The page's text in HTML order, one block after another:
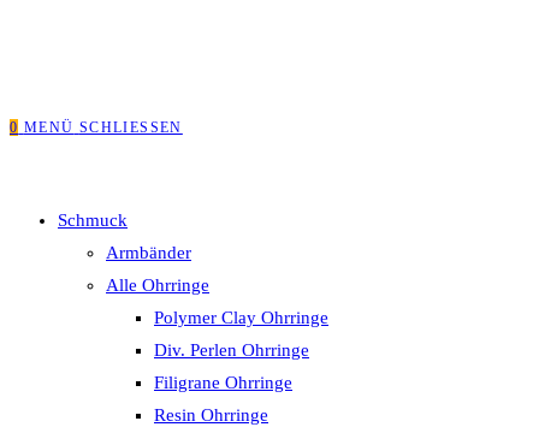
0 MENÜ SCHLIESSEN
Schmuck
Armbänder
Alle Ohrringe
Polymer Clay Ohrringe
Div. Perlen Ohrringe
Filigrane Ohrringe
Resin Ohrringe